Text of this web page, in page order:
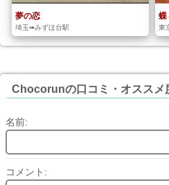
夢の恋
埼玉➠みずほ台駅
蝶
東
Chocorunの口コミ・オススメ
名前:
コメント: